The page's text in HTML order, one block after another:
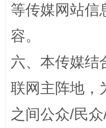
等传媒网站信
容。
六、本传媒结
联网主阵地，
之间公众/民